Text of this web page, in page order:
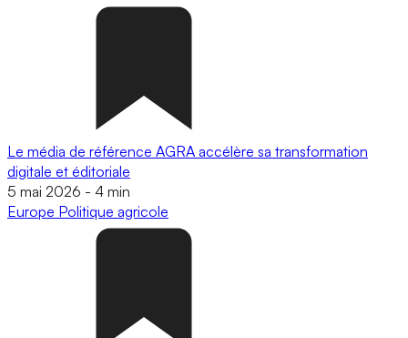
Le média de référence AGRA accélère sa transformation
digitale et éditoriale
5 mai 2026 - 4 min
Europe Politique agricole